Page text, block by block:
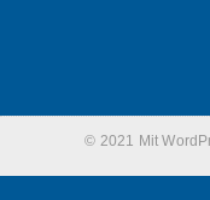
© 2021 Mit